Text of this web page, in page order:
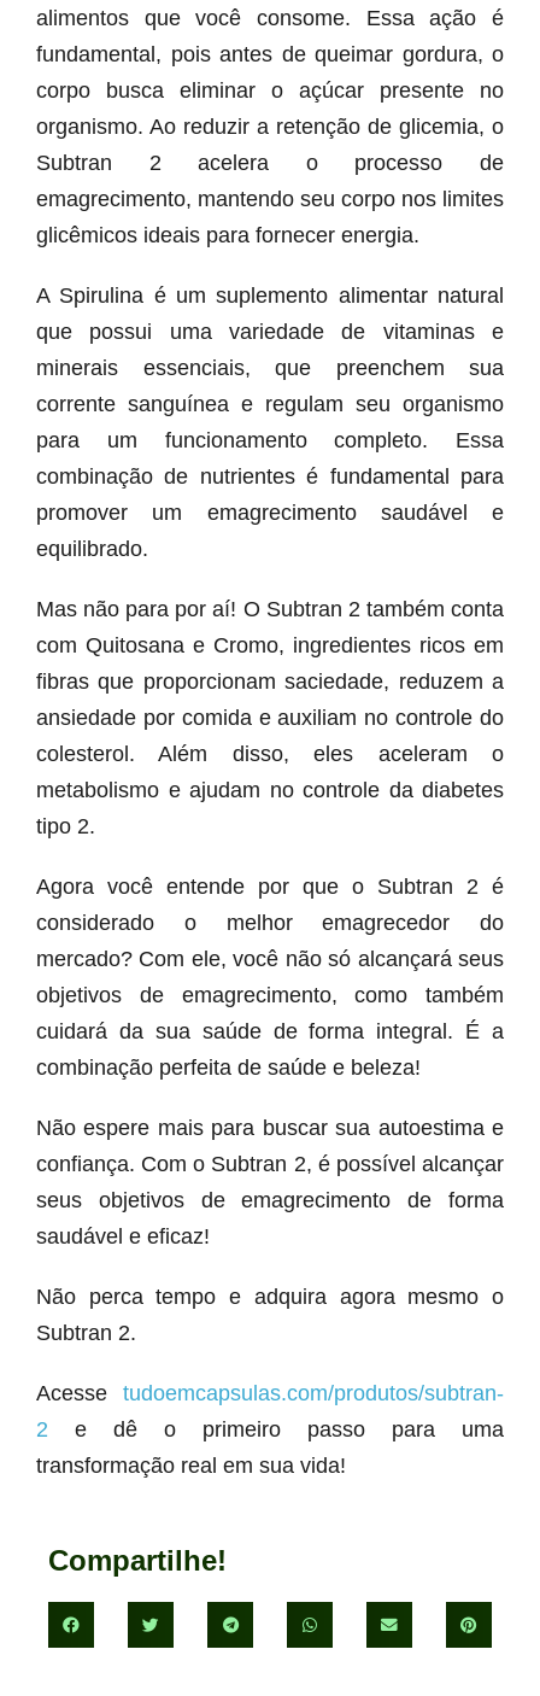
alimentos que você consome. Essa ação é
fundamental, pois antes de queimar gordura, o
corpo busca eliminar o açúcar presente no
organismo. Ao reduzir a retenção de glicemia, o
Subtran 2 acelera o processo de
emagrecimento, mantendo seu corpo nos limites
glicêmicos ideais para fornecer energia.
A Spirulina é um suplemento alimentar natural
que possui uma variedade de vitaminas e
minerais essenciais, que preenchem sua
corrente sanguínea e regulam seu organismo
para um funcionamento completo. Essa
combinação de nutrientes é fundamental para
promover um emagrecimento saudável e
equilibrado.
Mas não para por aí! O Subtran 2 também conta
com Quitosana e Cromo, ingredientes ricos em
fibras que proporcionam saciedade, reduzem a
ansiedade por comida e auxiliam no controle do
colesterol. Além disso, eles aceleram o
metabolismo e ajudam no controle da diabetes
tipo 2.
Agora você entende por que o Subtran 2 é
considerado o melhor emagrecedor do
mercado? Com ele, você não só alcançará seus
objetivos de emagrecimento, como também
cuidará da sua saúde de forma integral. É a
combinação perfeita de saúde e beleza!
Não espere mais para buscar sua autoestima e
confiança. Com o Subtran 2, é possível alcançar
seus objetivos de emagrecimento de forma
saudável e eficaz!
Não perca tempo e adquira agora mesmo o
Subtran 2.
Acesse tudoemcapsulas.com/produtos/subtran-
2 e dê o primeiro passo para uma
transformação real em sua vida!
Compartilhe!